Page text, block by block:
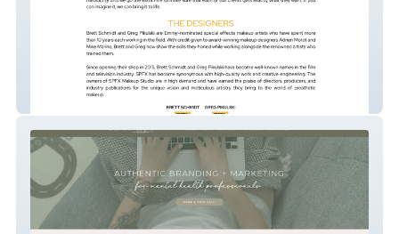
SPFX Makeup Studio